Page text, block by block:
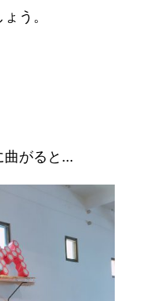
う。
曲がると…